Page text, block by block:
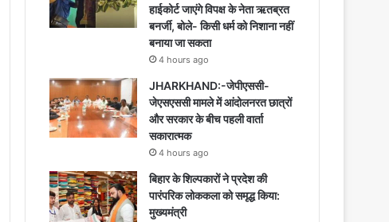
हाईकोर्ट जाएंगे विपक्ष के नेता ऋतब्रत
बनर्जी, बोले- किसी धर्म को निशाना नहीं
बनाया जा सकता
4 hours ago
JHARKHAND:-जेपीएससी-
जेएसएससी मामले में आंदोलनरत छात्रों
और सरकार के बीच पहली वार्ता
सकारात्मक
4 hours ago
बिहार के शिल्पकारों ने प्रदेश की
पारंपरिक लोककला को समृद्ध किया:
मुख्यमंत्री